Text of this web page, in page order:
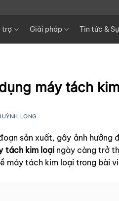
trợ Giải pháp Tin tức &
máy tách
LONG
sản xuất, gây ảnh hưởng
tách kim loạingày càng trở
máy tách kim loại trong bài